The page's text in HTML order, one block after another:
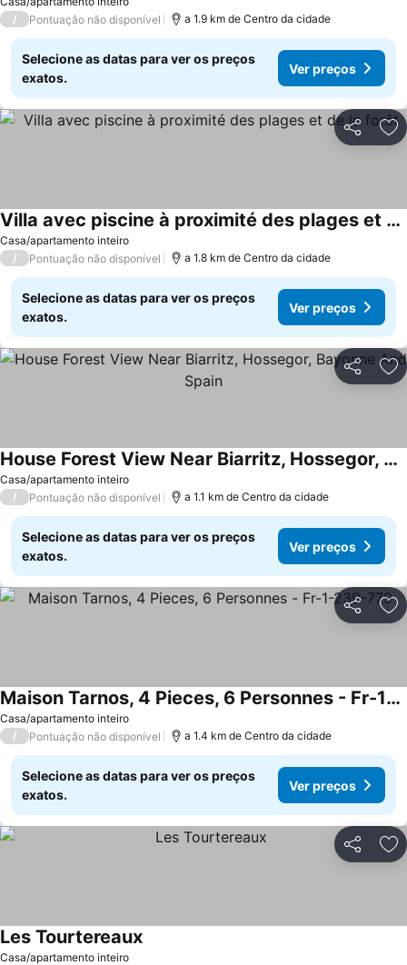
/ Pontuação não disponível a 1.9 km de Centro da cidade
Selecione as datas para ver os preços
exatos.
Ver preços
Partilhar
Casa/apartamento inteiro
Villa avec piscine à proximité des plages et de la forêt
Ver preços
/ Pontuação não disponível a 1.8 km de Centro da cidade
Selecione as datas para ver os preços
exatos.
Ver preços
Partilhar
Casa/apartamento inteiro
House Forest View Near Biarritz, Hossegor, Bayonne And Spain
Ver preços
/ Pontuação não disponível a 1.1 km de Centro da cidade
Selecione as datas para ver os preços
exatos.
Ver preços
Partilhar
Casa/apartamento inteiro
Maison Tarnos, 4 Pieces, 6 Personnes - Fr-1-239-779
Ver preços
/ Pontuação não disponível a 1.4 km de Centro da cidade
Selecione as datas para ver os preços
exatos.
Ver preços
Partilhar
Casa/apartamento inteiro
Les TourtereauxVer preços